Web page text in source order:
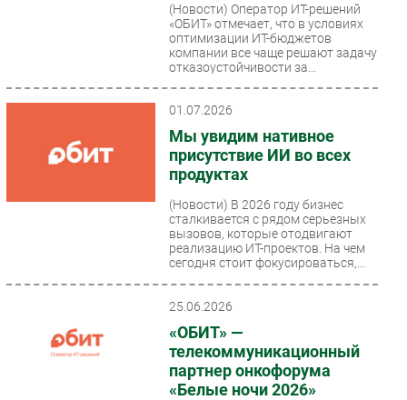
(Новости) Оператор ИТ-решений
«ОБИТ» отмечает, что в условиях
оптимизации ИТ-бюджетов
компании все чаще решают задачу
отказоустойчивости за...
01.07.2026
Мы увидим нативное
присутствие ИИ во всех
продуктах
(Новости) В 2026 году бизнес
сталкивается с рядом серьезных
вызовов, которые отодвигают
реализацию ИТ-проектов. На чем
сегодня стоит фокусироваться,...
25.06.2026
«ОБИТ» —
телекоммуникационный
партнер онкофорума
«Белые ночи 2026»